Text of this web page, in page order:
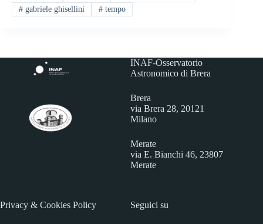
#gabriele ghisellini #tempo
INAF-Osservatorio
Astronomico di Brera
Brera
via Brera 28, 20121
Milano
Merate
via E. Bianchi 46, 23807
Merate
Privacy & Cookies Policy Seguici su